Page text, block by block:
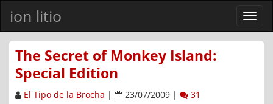
ion litio
Ver
menú
The Secret of Monkey Island:
Special Edition
El Tipo de la Brocha | 23/07/2009 | 31